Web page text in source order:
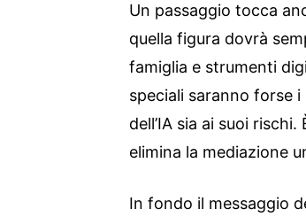
Un passaggio tocca
quella figura dovrà
famiglia e strumenti
speciali saranno forse
dell’IA sia ai suoi
elimina la mediazione
In fondo il messaggio